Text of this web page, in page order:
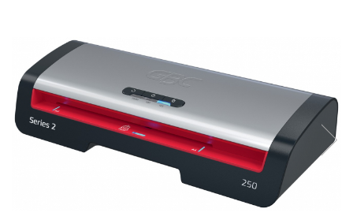
Birotica si papetarie
Hartie si articole din hartie
Bibliorafturi, caiete mecanice,
separatoare
Capsatoare, capse si perforatoare
Caiete si blocnotesuri
Dosare, folii protectie si mape